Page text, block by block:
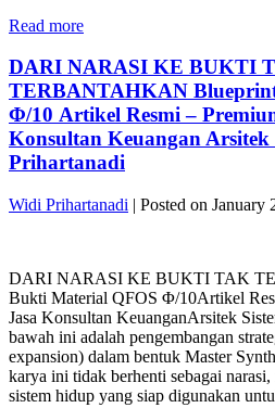
KEUANGAN
MENUJU
INDONESIA
EMAS
2045
V3
ARSITEKTUR
EKONOMI
JASA
KONSULTAN
KEUANGAN
Read moreMENYELARASKAN
MMT,
QUANTUM
LEDGER,
DAN
AEON-
X
UNTUK
MEMBANGUN
KEUANGAN
NASIONAL
MENUJU
INDONESIA
EMAS
2045
V3
DARI NARASI KE BUKTI
TERBANTAHKAN
Φ/10 Artikel Resmi –
Konsultan Keuangan Arsitek
Prihartanadi
Widi Prihartanadi | Posted on January
KE
BUKTI
TAK
TERBANTAHKAN
Blueprint
Bukti
Material
DARI NARASI KE BUKTI TAK
Bukti Material QFOS Φ/10Artikel
Jasa Konsultan KeuanganArsitek
bawah ini adalah pengembangan
expansion) dalam bentuk Master
karya ini tidak berhenti sebagai
sistem hidup yang siap digunakan